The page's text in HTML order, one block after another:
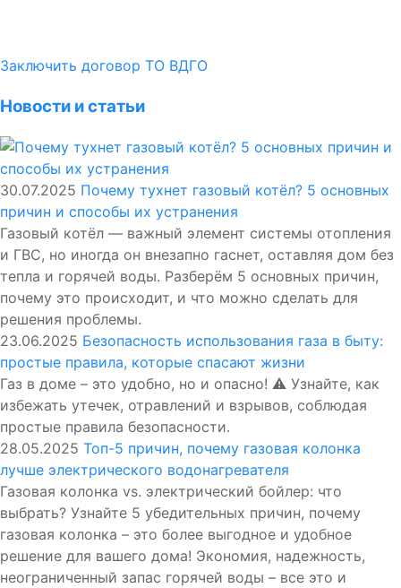
Заключить договор ТО ВДГО
Новости и статьи
30.07.2025 Почему тухнет газовый котёл? 5 основных
причин и способы их устранения
Газовый котёл — важный элемент системы отопления
и ГВС, но иногда он внезапно гаснет, оставляя дом без
тепла и горячей воды. Разберём 5 основных причин,
почему это происходит, и что можно сделать для
решения проблемы.
23.06.2025 Безопасность использования газа в быту:
простые правила, которые спасают жизни
Газ в доме – это удобно, но и опасно! ⚠️ Узнайте, как
избежать утечек, отравлений и взрывов, соблюдая
простые правила безопасности.
28.05.2025 Топ-5 причин, почему газовая колонка
лучше электрического водонагревателя
Газовая колонка vs. электрический бойлер: что
выбрать? Узнайте 5 убедительных причин, почему
газовая колонка – это более выгодное и удобное
решение для вашего дома! Экономия, надежность,
неограниченный запас горячей воды – все это и